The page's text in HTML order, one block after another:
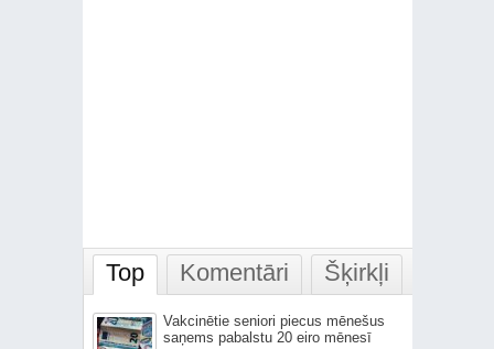
Top Komentāri Šķirkļi
Vakcinētie seniori piecus mēnešus
saņems pabalstu 20 eiro mēnesī